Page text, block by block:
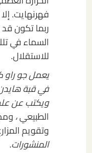
فهرنهايت.
ربما تكون
السماء في
للاستقلال.
يعمل جو
في قبة
ويكتب عن
الطبيعي،
وتقويم
المنشورات.